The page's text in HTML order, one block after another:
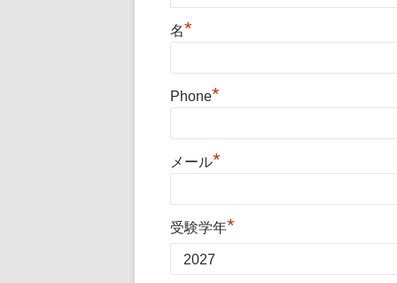
名*
Phone*
メール*
受験学年*